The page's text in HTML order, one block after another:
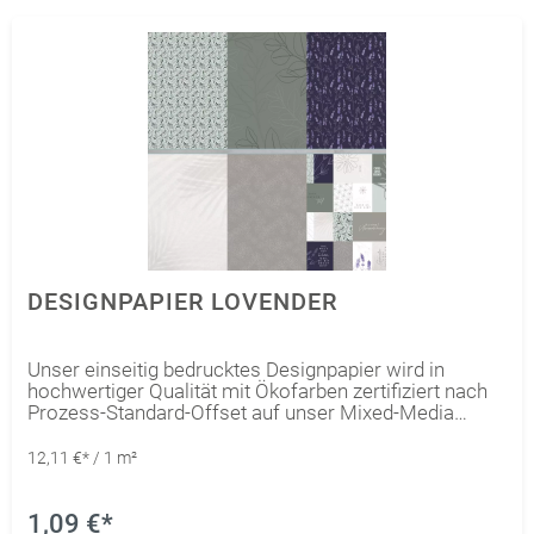
DESIGNPAPIER LOVENDER
Unser einseitig bedrucktes Designpapier wird in
hochwertiger Qualität mit Ökofarben zertifiziert nach
Prozess-Standard-Offset auf unser Mixed-Media
Kollektion optimal durch das Mixed-Media Papier
Dadurch kann eine absolute Farbharmonie unter den
12,11 €* / 1 m²
1,09 €*